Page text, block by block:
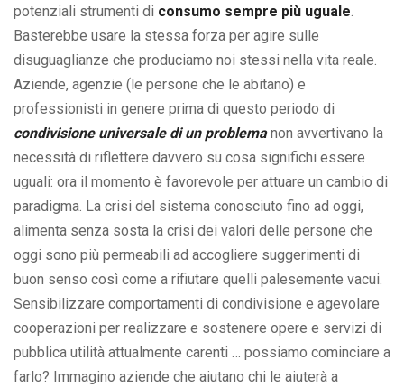
potenziali strumenti di consumo sempre più uguale.
Basterebbe usare la stessa forza per agire sulle
disuguaglianze che produciamo noi stessi nella vita reale.
Aziende, agenzie (le persone che le abitano) e
professionisti in genere prima di questo periodo di
condivisione universale di un problemanon avvertivano la
necessità di riflettere davvero su cosa significhi essere
uguali: ora il momento è favorevole per attuare un cambio di
paradigma. La crisi del sistema conosciuto fino ad oggi,
alimenta senza sosta la crisi dei valori delle persone che
oggi sono più permeabili ad accogliere suggerimenti di
buon senso così come a rifiutare quelli palesemente vacui.
Sensibilizzare comportamenti di condivisione e agevolare
cooperazioni per realizzare e sostenere opere e servizi di
pubblica utilità attualmente carenti … possiamo cominciare a
farlo? Immagino aziende che aiutano chi le aiuterà a